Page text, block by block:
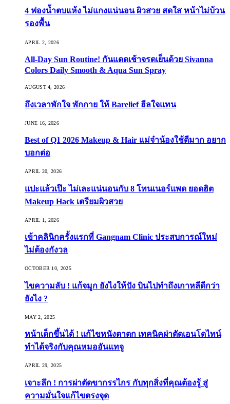
4 ฟองน้ำตบแห้ง ไม่แกงแน่นอน ผิวสวย สดใส หน้าไม่บ้วน
รองพื้น
APRIL 2, 2026
All-Day Sun Routine! กันแดดเช้าจรดเย็นด้วย Sivanna
Colors Daily Smooth & Aqua Sun Spray
AUGUST 4, 2026
ถึงเวลาพักใจ พักกาย ให้ Barelief ฮีลใจแทน
JUNE 16, 2026
Best of Q1 2026 Makeup & Hair แม่จ๋าน้องใช้ดีมาก อยาก
บอกต่อ
APRIL 20, 2026
แปะแล้วเป๊ะ ไม่เละแน่นอนกับ 8 โทนเนอร์แพด ยอดฮิต
Makeup Hack เตรียมผิวสวย
APRIL 1, 2026
เข้าคลินิกครั้งแรกที่ Gangnam Clinic ประสบการณ์ใหม่
ไม่ต้องกังวล
OCTOBER 10, 2025
ไขความลับ ! แก้จมูก ยังไงให้ปัง บินไปทำถึงเกาหลีดีกว่า
ยังไง ?
MAY 2, 2025
หน้าเด็กขึ้นได้ ! แก้ไขหนังตาตก เทคนิคผ่าตัดเอนโดไทน์
ทำได้จริงกับคุณหมออันแทจู
APRIL 29, 2025
เจาะลึก ! การผ่าตัดขากรรไกร กับทุกสิ่งที่คุณต้องรู้ สู่
ความมั่นใจแก้ไขตรงจุด